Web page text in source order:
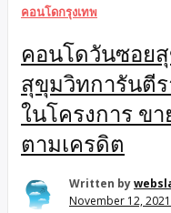
คอนโดกรุงเทพ
คอนโดวันซอย
สุขุมวิทการันตี
ในโครงการ ข
ตามเครดิต
Written by
November 12, 2021